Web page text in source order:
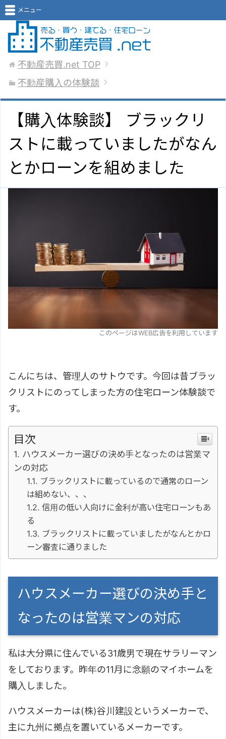
メニュー
不動産売買.net TOP
不動産購入の体験談
【購入体験談】 ブラックリ
ストに載っていましたがなん
とかローンを組めました
このページはWEB広告を利用しています
こんにちは、管理人のサトウです。今回は昔ブラッ
クリストにのってしまった方の住宅ローン体験談で
す。
目次
ハウスメーカー選びの決め手となったのは営業マ
ンの対応
ブラックリストに載っているので通常のローン
は組めない、、、
信用の低い人向けに金利が高い住宅ローンもあ
る
ブラックリストに載っていましたがなんとかロ
ーン審査に通りました
ハウスメーカー選びの決め手と
なったのは営業マンの対応
私は大分県に住んでいる31歳男で現在サラリーマン
をしております。昨年の11月に念願のマイホームを
購入しました。
ハウスメーカーは(株)谷川建設というメーカーで、
主に九州に拠点を置いているメーカーです。